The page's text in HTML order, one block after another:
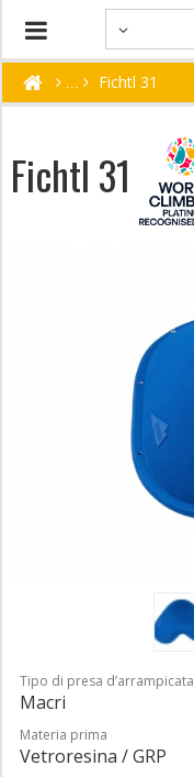
Fichtl 31
Fichtl 31
Tipo di presa d’arrampicata
Macri
Materia prima
Vetroresina / GRP